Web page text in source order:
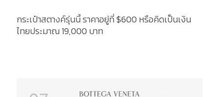
กระเป๋าสตางค์รุ่นนี้ ราคาอยู่ที่ $600 หรือคิดเป็นเงิน
ไทยประมาณ 19,000 บาท